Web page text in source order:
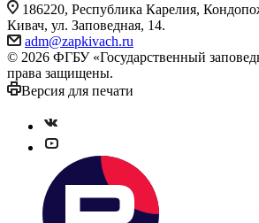
186220, Республика Карелия,
Кивач, ул. Заповедная, 14.
adm@zapkivach.ru
© 2026 ФГБУ «Государственный
права защищены.
Версия для печати